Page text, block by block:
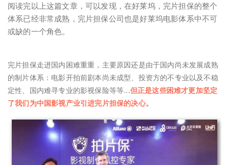
阅读完以上这篇文章，可以发现，在好莱坞，完片担保的整个
体系已经非常成熟，完片担保公司也是好莱坞电影体系中不可
或缺的一个角色。
完片担保走进国内困难重重，主要原因还是由于国内尚未发展成熟
的制片体系：电影开拍前剧本尚未成型、投资方的不专业以及不稳
定性、国内难寻专业的影视保险等等...但正是这些困难才更加坚定
了我们为中国影视产业引进完片担保的决心。